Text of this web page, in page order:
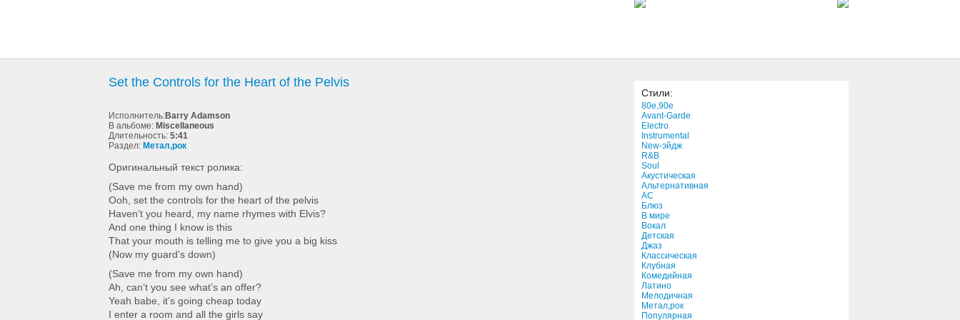
7:00
Set the Controls for the Heart of the Pelvis
Исполнитель:Barry Adamson
В альбоме: Miscellaneous
Длительность: 5:41
Раздел: Метал,рок
Оригинальный текст ролика:
(Save me from my own hand)
Ooh, set the controls for the heart of the pelvis
Haven’t you heard, my name rhymes with Elvis?
And one thing I know is this
That your mouth is telling me to give you a big kiss
(Now my guard’s down)
(Save me from my own hand)
Ah, can’t you see what’s an offer?
Yeah babe, it’s going cheap today
I enter a room and all the girls say
Стили:
80e,90e
Avant-Garde
Electro
Instrumental
New-эйдж
R&B
Soul
Акустическая
Альтернативная
АС
Блюз
В мире
Вокал
Детская
Джаз
Классическая
Клубная
Комедийная
Латино
Мелодичная
Метал,рок
Популярная